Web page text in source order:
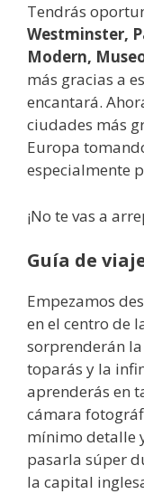
Tendrás
Westminster,
Modern,
más gracias a
encantará.
ciudades más
Europa
especialmente
¡No te vas a
Guía de
Empezamos
en el centro de
sorprenderán
toparás y la
aprenderás en
cámara
mínimo detalle
pasarla súper
la capital